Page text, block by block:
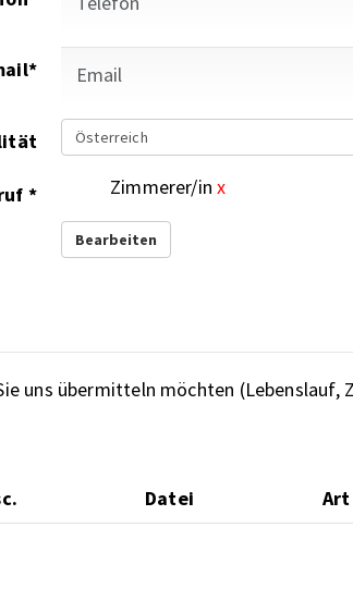
Österreich
* Zimmerer/in x
Bearbeiten
uns übermitteln möchten
Datei Art